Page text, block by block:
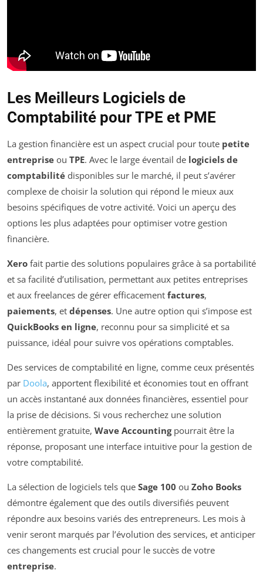
Les Meilleurs Logiciels de
Comptabilité pour TPE et PME
La gestion financière est un aspect crucial pour toute petite
entreprise ou TPE. Avec le large éventail de logiciels de
comptabilité disponibles sur le marché, il peut s’avérer
complexe de choisir la solution qui répond le mieux aux
besoins spécifiques de votre activité. Voici un aperçu des
options les plus adaptées pour optimiser votre gestion
financière.
Xero fait partie des solutions populaires grâce à sa portabilité
et sa facilité d’utilisation, permettant aux petites entreprises
et aux freelances de gérer efficacement factures,
paiements, et dépenses. Une autre option qui s’impose est
QuickBooks en ligne, reconnu pour sa simplicité et sa
puissance, idéal pour suivre vos opérations comptables.
Des services de comptabilité en ligne, comme ceux présentés
par Doola, apportent flexibilité et économies tout en offrant
un accès instantané aux données financières, essentiel pour
la prise de décisions. Si vous recherchez une solution
entièrement gratuite, Wave Accountingpourrait être la
réponse, proposant une interface intuitive pour la gestion de
votre comptabilité.
La sélection de logiciels tels que Sage 100 ou Zoho Books
démontre également que des outils diversifiés peuvent
répondre aux besoins variés des entrepreneurs. Les mois à
venir seront marqués par l’évolution des services, et anticiper
ces changements est crucial pour le succès de votre
entreprise.